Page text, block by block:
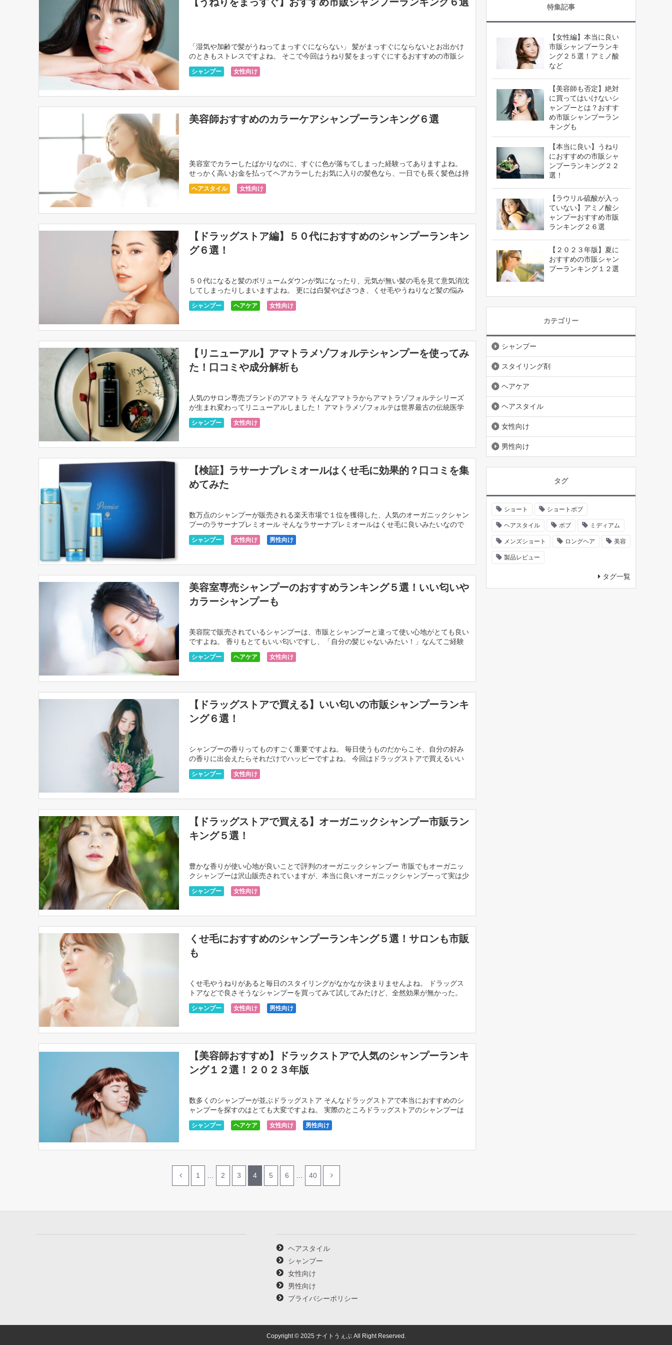
「湿気や加齢で髪がうねってまっすぐにならない」 髪がまっすぐにならないとお出かけ
のときもストレスですよね。 そこで今回はうねり髪をまっすぐにするおすすめの市販シ
ャンプーをご紹介していきます。 あなたのストレスが少しでも改 […]
シャンプー 女性向け
美容師おすすめのカラーケアシャンプーランキング６選
美容室でカラーしたばかりなのに、すぐに色が落ちてしまった経験ってありますよね。
せっかく高いお金を払ってヘアカラーしたお気に入りの髪色なら、一日でも長く髪色は持
続して欲しいもの。 そこで今回は美容師もおすすめするの人気の […]
ヘアスタイル 女性向け
【ドラッグストア編】５０代におすすめのシャンプーランキン
グ６選！
５０代になると髪のボリュームダウンが気になったり、元気が無い髪の毛を見て意気消沈
してしまったりしまいますよね。 更には白髪やぱさつき、くせ毛やうねりなど髪の悩み
は増える一方。 しかし！シャンプーには髪をボリュームアップし […]
シャンプー ヘアケア 女性向け
【リニューアル】アマトラメゾフォルテシャンプーを使ってみ
た！口コミや成分解析も
人気のサロン専売ブランドのアマトラ そんなアマトラからアマトラゾフォルテシリーズ
が生まれ変わってリニューアルしました！ アマトラメゾフォルテは世界最古の伝統医学
でもあるアーユルヴェーダの思想も取り入れたエイジケアシャンプ […]
シャンプー 女性向け
【検証】ラサーナプレミオールはくせ毛に効果的？口コミを集
めてみた
数万点のシャンプーが販売される楽天市場で１位を獲得した、人気のオーガニックシャン
プーのラサーナプレミオール そんなラサーナプレミオールはくせ毛に良いみたいなので
すが、本当に効果的なのでしょうか？ 今回はくせ毛に対して本当 […]
シャンプー 女性向け 男性向け
美容室専売シャンプーのおすすめランキング５選！いい匂いや
カラーシャンプーも
美容院で販売されているシャンプーは、市販とシャンプーと違って使い心地がとても良い
ですよね。 香りもとてもいい匂いですし、「自分の髪じゃないみたい！」なんてご経験
はないでしょうか？ 結論からお伝えすると、美容室専売シャンプ […]
シャンプー ヘアケア 女性向け
【ドラッグストアで買える】いい匂いの市販シャンプーランキ
ング６選！
シャンプーの香りってものすごく重要ですよね。 毎日使うものだからこそ、自分の好み
の香りに出会えたらそれだけでハッピーですよね。 今回はドラッグストアで買えるいい
匂いのシャンプーをご紹介します。 どれも素敵な香りのシャンプ […]
シャンプー 女性向け
【ドラッグストアで買える】オーガニックシャンプー市販ラン
キング５選！
豊かな香りが使い心地が良いことで評判のオーガニックシャンプー 市販でもオーガニッ
クシャンプーは沢山販売されていますが、本当に良いオーガニックシャンプーって実は少
ないんです。 あなたが買って損をしない為にも、今回はドラッグ […]
シャンプー 女性向け
くせ毛におすすめのシャンプーランキング５選！サロンも市販
も
くせ毛やうねりがあると毎日のスタイリングがなかなか決まりませんよね。 ドラッグス
トアなどで良さそうなシャンプーを買ってみて試してみたけど、全然効果が無かった。
そんな人のために今回はくせ毛やうねりに効果的なシャンプーをご […]
シャンプー 女性向け 男性向け
【美容師おすすめ】ドラックストアで人気のシャンプーランキ
ング１２選！２０２３年版
数多くのシャンプーが並ぶドラッグストア そんなドラッグストアで本当におすすめのシ
ャンプーを探すのはとても大変ですよね。 実際のところドラッグストアのシャンプーは
当たり外れの差がとっても激しいです。 雰囲気だけでハズレのシ […]
シャンプー ヘアケア 女性向け 男性向け
1 2 3 4 5 6 40
特集記事
【女性編】本当に良い
市販シャンプーランキ
ング２５選！アミノ酸
など
【美容師も否定】絶対
に買ってはいけないシ
ャンプーとは？おすす
め市販シャンプーラン
キングも
【本当に良い】うねり
におすすめの市販シャ
ンプーランキング２２
選！
【ラウリル硫酸が入っ
ていない】アミノ酸シ
ャンプーおすすめ市販
ランキング２６選
【２０２３年版】夏に
おすすめの市販シャン
プーランキング１２選
カテゴリー
シャンプー
スタイリング剤
ヘアケア
ヘアスタイル
女性向け
男性向け
タグ
ショート ショートボブ
ヘアスタイル ボブ ミディアム
メンズショート ロングヘア 美容
製品レビュー
タグ一覧
ヘアスタイル
シャンプー
女性向け
男性向け
プライバシーポリシー
Copyright © 2025 ナイトうぇぶ All Right Reserved.